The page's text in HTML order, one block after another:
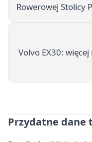
Rowerowej Stolicy
Volvo EX30:
Przydatne dane